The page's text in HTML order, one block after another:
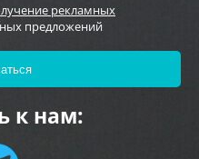
рекламных
предложений
к нам: